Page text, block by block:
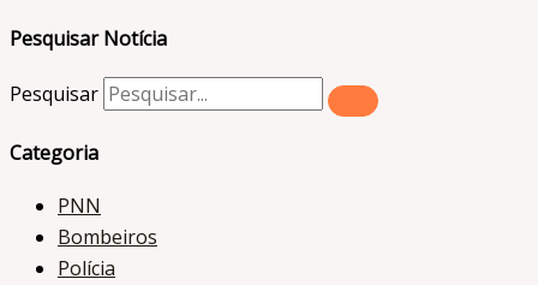
Pesquisar Notícia
Pesquisar
Categoria
PNN
Bombeiros
Polícia